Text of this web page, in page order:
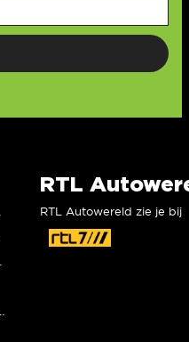
RTL
RTL Autowereld zie je bij